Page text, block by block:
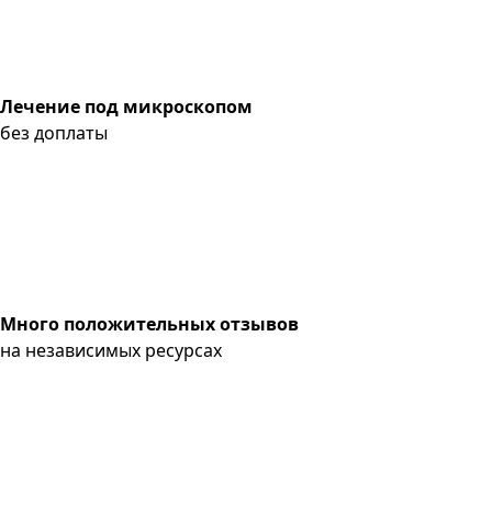
Лечение под микроскопом
без доплаты
Много положительных отзывов
на независимых ресурсах